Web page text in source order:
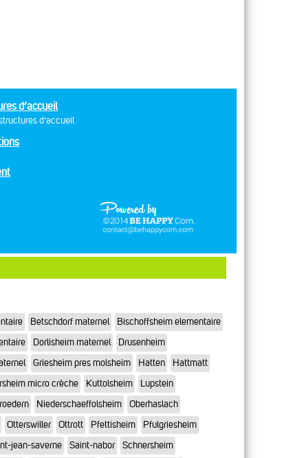
d’accueil
d’accueil
Betschdorf maternel
Bischoffsheim elementaire
Dorlisheim maternel
Drusenheim
Griesheim pres molsheim Hatten
Hattmatt
micro crèche Kuttolsheim
Lupstein
Niederschaeffolsheim
Oberhaslach
Otterswiller Ottrott Pfettisheim
Pfulgriesheim
jean-saverne Saint-nabor Schnersheim